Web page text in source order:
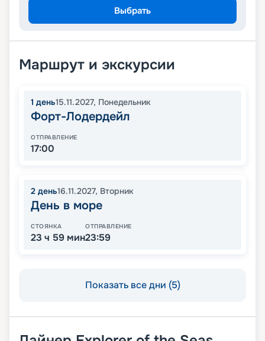
Выбрать
Маршрут и экскурсии
1 день15.11.2027, Понедельник
Форт-Лодердейл
ОТПРАВЛЕНИЕ
17:00
2 день16.11.2027, Вторник
День в море
СТОЯНКА
23 ч 59 мин
ОТПРАВЛЕНИЕ
23:59
Показать все дни (5)